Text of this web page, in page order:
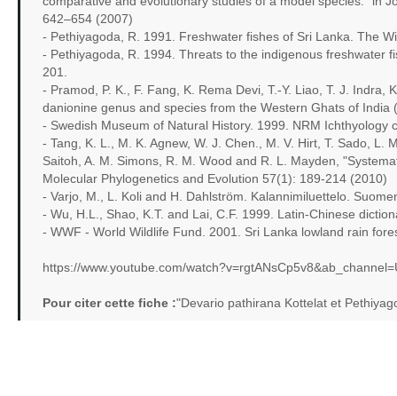
642–654 (2007)
- Pethiyagoda, R. 1991. Freshwater fishes of Sri Lanka. The
- Pethiyagoda, R. 1994. Threats to the indigenous freshwater
201.
- Pramod, P. K., F. Fang, K. Rema Devi, T.-Y. Liao, T. J.
danionine genus and species from the Western Ghats of
- Swedish Museum of Natural History. 1999. NRM
- Tang, K. L., M. K. Agnew, W. J. Chen., M. V. Hirt, T. Sado,
Saitoh, A. M. Simons, R. M. Wood and R. L. Mayden,
Molecular Phylogenetics and Evolution 57(1): 189-214 (2010)
- Varjo, M., L. Koli and H. Dahlström. Kalannimiluettelo.
- Wu, H.L., Shao, K.T. and Lai, C.F. 1999. Latin-Chinese
- WWF - World Wildlife Fund. 2001. Sri Lanka lowland rain
https://www.youtube.com/
Pour citer cette fiche :"Devario pathirana Kottelat et